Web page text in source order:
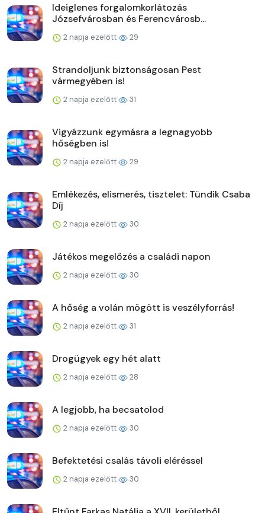
Ideiglenes forgalomkorlátozás
Józsefvárosban és Ferencvárosb...
2 napja ezelőtt 29
Strandoljunk biztonságosan Pest
vármegyében is!
2 napja ezelőtt 31
Vigyázzunk egymásra a legnagyobb
hőségben is!
2 napja ezelőtt 29
Emlékezés, elismerés, tisztelet: Tündik Csaba
Díj
2 napja ezelőtt 30
Játékos megelőzés a családi napon
2 napja ezelőtt 30
A hőség a volán mögött is veszélyforrás!
2 napja ezelőtt 31
Drogügyek egy hét alatt
2 napja ezelőtt 28
A legjobb, ha becsatolod
2 napja ezelőtt 30
Befektetési csalás távoli eléréssel
2 napja ezelőtt 30